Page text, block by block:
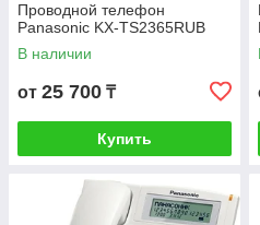
Проводной телефон
Panasonic KX-TS2365RUB
В наличии
от 25 700 ₸
Купить